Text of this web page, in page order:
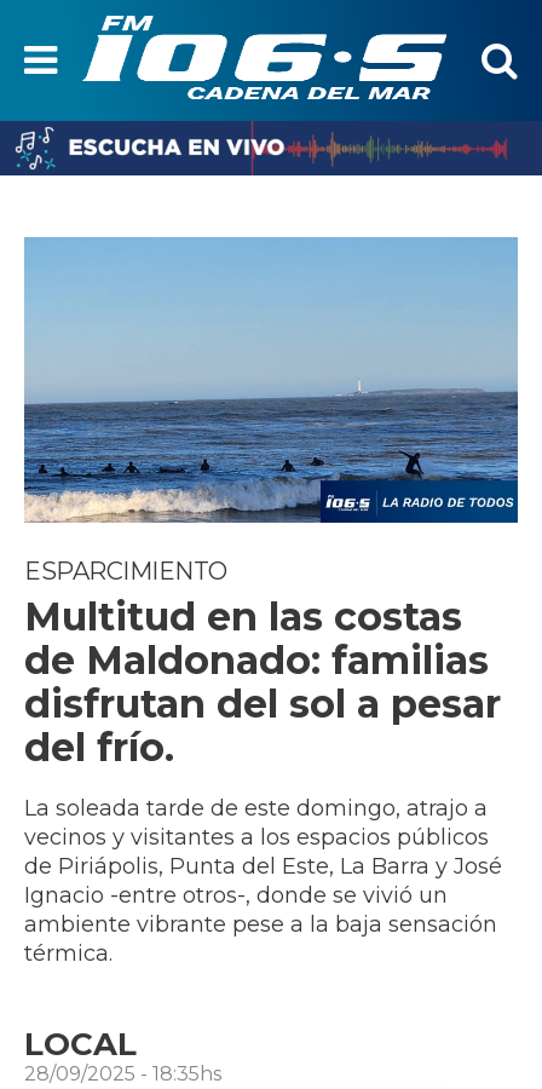
ESPARCIMIENTO
Multitud en las costas
de Maldonado: familias
disfrutan del sol a pesar
del frío.
La soleada tarde de este domingo, atrajo a
vecinos y visitantes a los espacios públicos
de Piriápolis, Punta del Este, La Barra y José
Ignacio -entre otros-, donde se vivió un
ambiente vibrante pese a la baja sensación
térmica.
LOCAL
28/09/2025 - 18:35hs